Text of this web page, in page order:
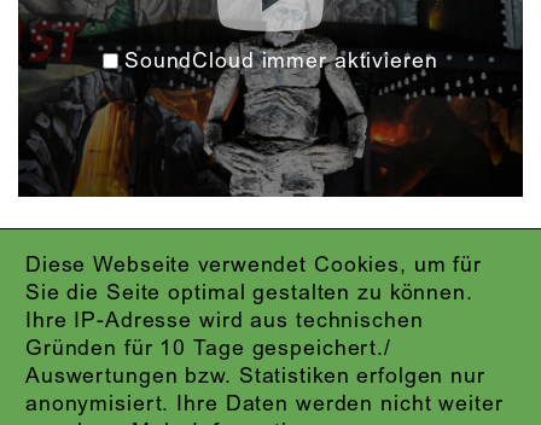
Diese Webseite verwendet Cookies, um für
Sie die Seite optimal gestalten zu können.
Ihre IP-Adresse wird aus technischen
Gründen für 10 Tage gespeichert./
Auswertungen bzw. Statistiken erfolgen nur
anonymisiert. Ihre Daten werden nicht weiter
SoundCloud immer aktivieren
IMPRESSUM
DATENSCHUTZ
AGB
KONTAKT
ABO-LOGIN